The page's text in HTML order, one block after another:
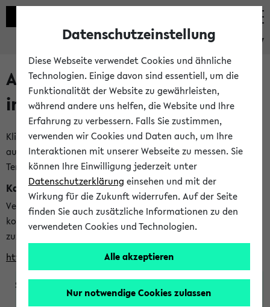
eKVV
Alle veröffentlichten Semester
im eKVV
Klicken Sie auf das Semester, welches Sie für Ihre Sitzung
auswählen möchten. Bitte beachten Sie auch die weiteren
Termine imKalender der Lehrplanung
Kalenderintegration
Verwenden Sie die folgende Adresse, um mit einer
kompatiblen Kalenderanwendung auf die Vorlesungszeiten
zuzugreifen (nähere Informationen
finden Sie hier
https://ekvv.uni-bielefeld.de/ws/calendar?vz
WiSe 2026/2027
Datenschutzeinstellung
Diese Webseite verwendet Cookies und ähnliche
Technologien. Einige davon sind essentiell, um die
Funktionalität der Website zu gewährleisten,
während andere uns helfen, die Website und Ihre
Erfahrung zu verbessern. Falls Sie zustimmen,
verwenden wir Cookies und Daten auch, um Ihre
Interaktionen mit unserer Webseite zu messen. Sie
können Ihre Einwilligung jederzeit unter
Datenschutzerklärung einsehen und mit der
Wirkung für die Zukunft widerrufen. Auf der Seite
finden Sie auch zusätzliche Informationen zu den
verwendeten Cookies und Technologien.
Alle akzeptieren
Nur notwendige Cookies zulassen